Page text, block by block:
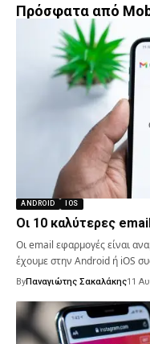
Πρόσφατα από
ANDROID IOS
Οι 10 καλύτερες
Οι email εφαρμογές είναι
έχουμε στην Android ή iOS
ByΠαναγιώτης Σακαλάκης11